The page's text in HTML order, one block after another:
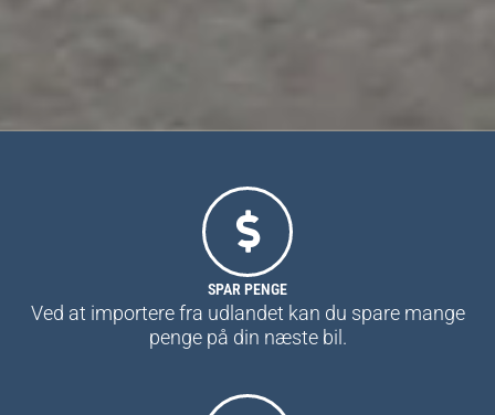
SPAR PENGE
Ved at importere fra udlandet kan du spare mange
penge på din næste bil.